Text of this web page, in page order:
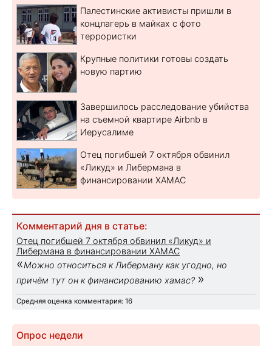
Палестинские активисты пришли в
концлагерь в майках с фото
террористки
Крупные политики готовы создать
новую партию
Завершилось расследование убийства
на съемной квартире Airbnb в
Иерусалиме
Отец погибшей 7 октября обвинил
«Ликуд» и Либермана в
финансировании ХАМАС
Комментарий дня в статье:
Отец погибшей 7 октября обвинил «Ликуд» и
Либермана в финансировании ХАМАС
«Можно относиться к Либерману как угодно, но
причём тут он к финансированию хамас? »
Средняя оценка комментария: 16
Опрос недели